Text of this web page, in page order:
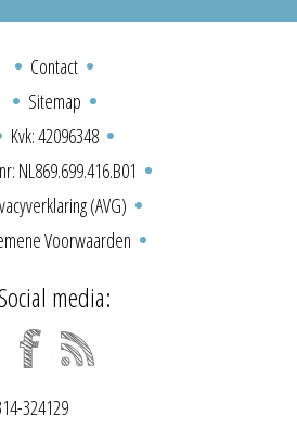
Contact
Sitemap
Kvk: 42096348
NL869.699.416.B01
(AVG)
Voorwaarden
media:
324129